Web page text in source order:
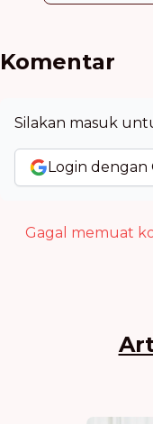
Komentar
Silakan masuk
Login dengan
Gagal memuat